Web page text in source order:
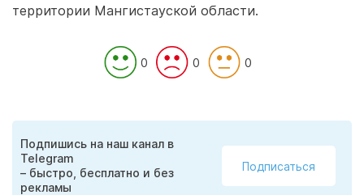
территории Мангистауской области.
0 0 0
Подпишись на наш канал в
Telegram
– быстро, бесплатно и без
рекламы
Подписаться